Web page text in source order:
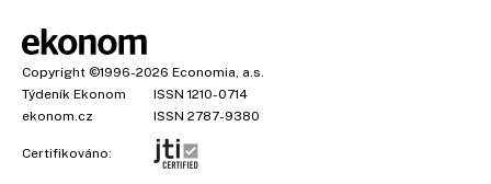
Copyright ©1996-2026 Economia, a.s.
Týdeník Ekonom
ISSN 1210-0714
ekonom.cz
ISSN 2787-9380
Certifikováno: